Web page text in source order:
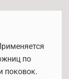
по
поковок.